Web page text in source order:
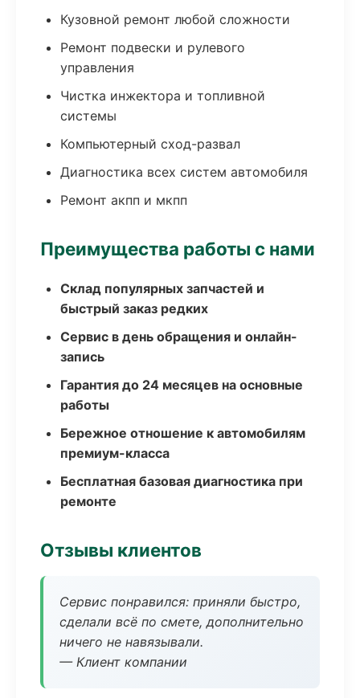
Кузовной ремонт любой сложности
Ремонт подвески и рулевого
управления
Чистка инжектора и топливной
системы
Компьютерный сход-развал
Диагностика всех систем автомобиля
Ремонт акпп и мкпп
Преимущества работы с нами
Склад популярных запчастей и
быстрый заказ редких
Сервис в день обращения и онлайн-
запись
Гарантия до 24 месяцев на основные
работы
Бережное отношение к автомобилям
премиум-класса
Бесплатная базовая диагностика при
ремонте
Отзывы клиентов
Сервис понравился: приняли быстро,
сделали всё по смете, дополнительно
ничего не навязывали.
— Клиент компании